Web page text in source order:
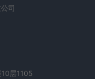
司
层1105